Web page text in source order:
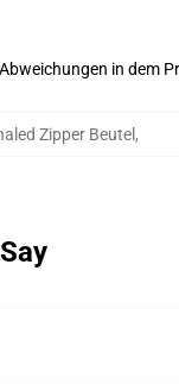
in dem
Zipper Beutel ,